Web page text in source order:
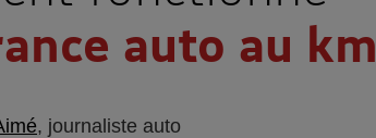
auto au km
, journaliste auto